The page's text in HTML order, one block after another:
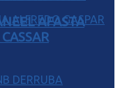
AFASTA